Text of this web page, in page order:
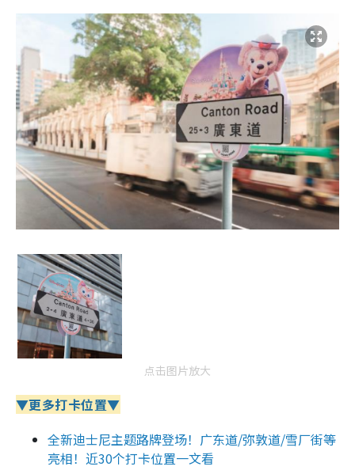
点击图片放大
▼更多打卡位置▼
全新迪士尼主题路牌登场！广东道/弥敦道/雪厂街等
亮相！近30个打卡位置一文看